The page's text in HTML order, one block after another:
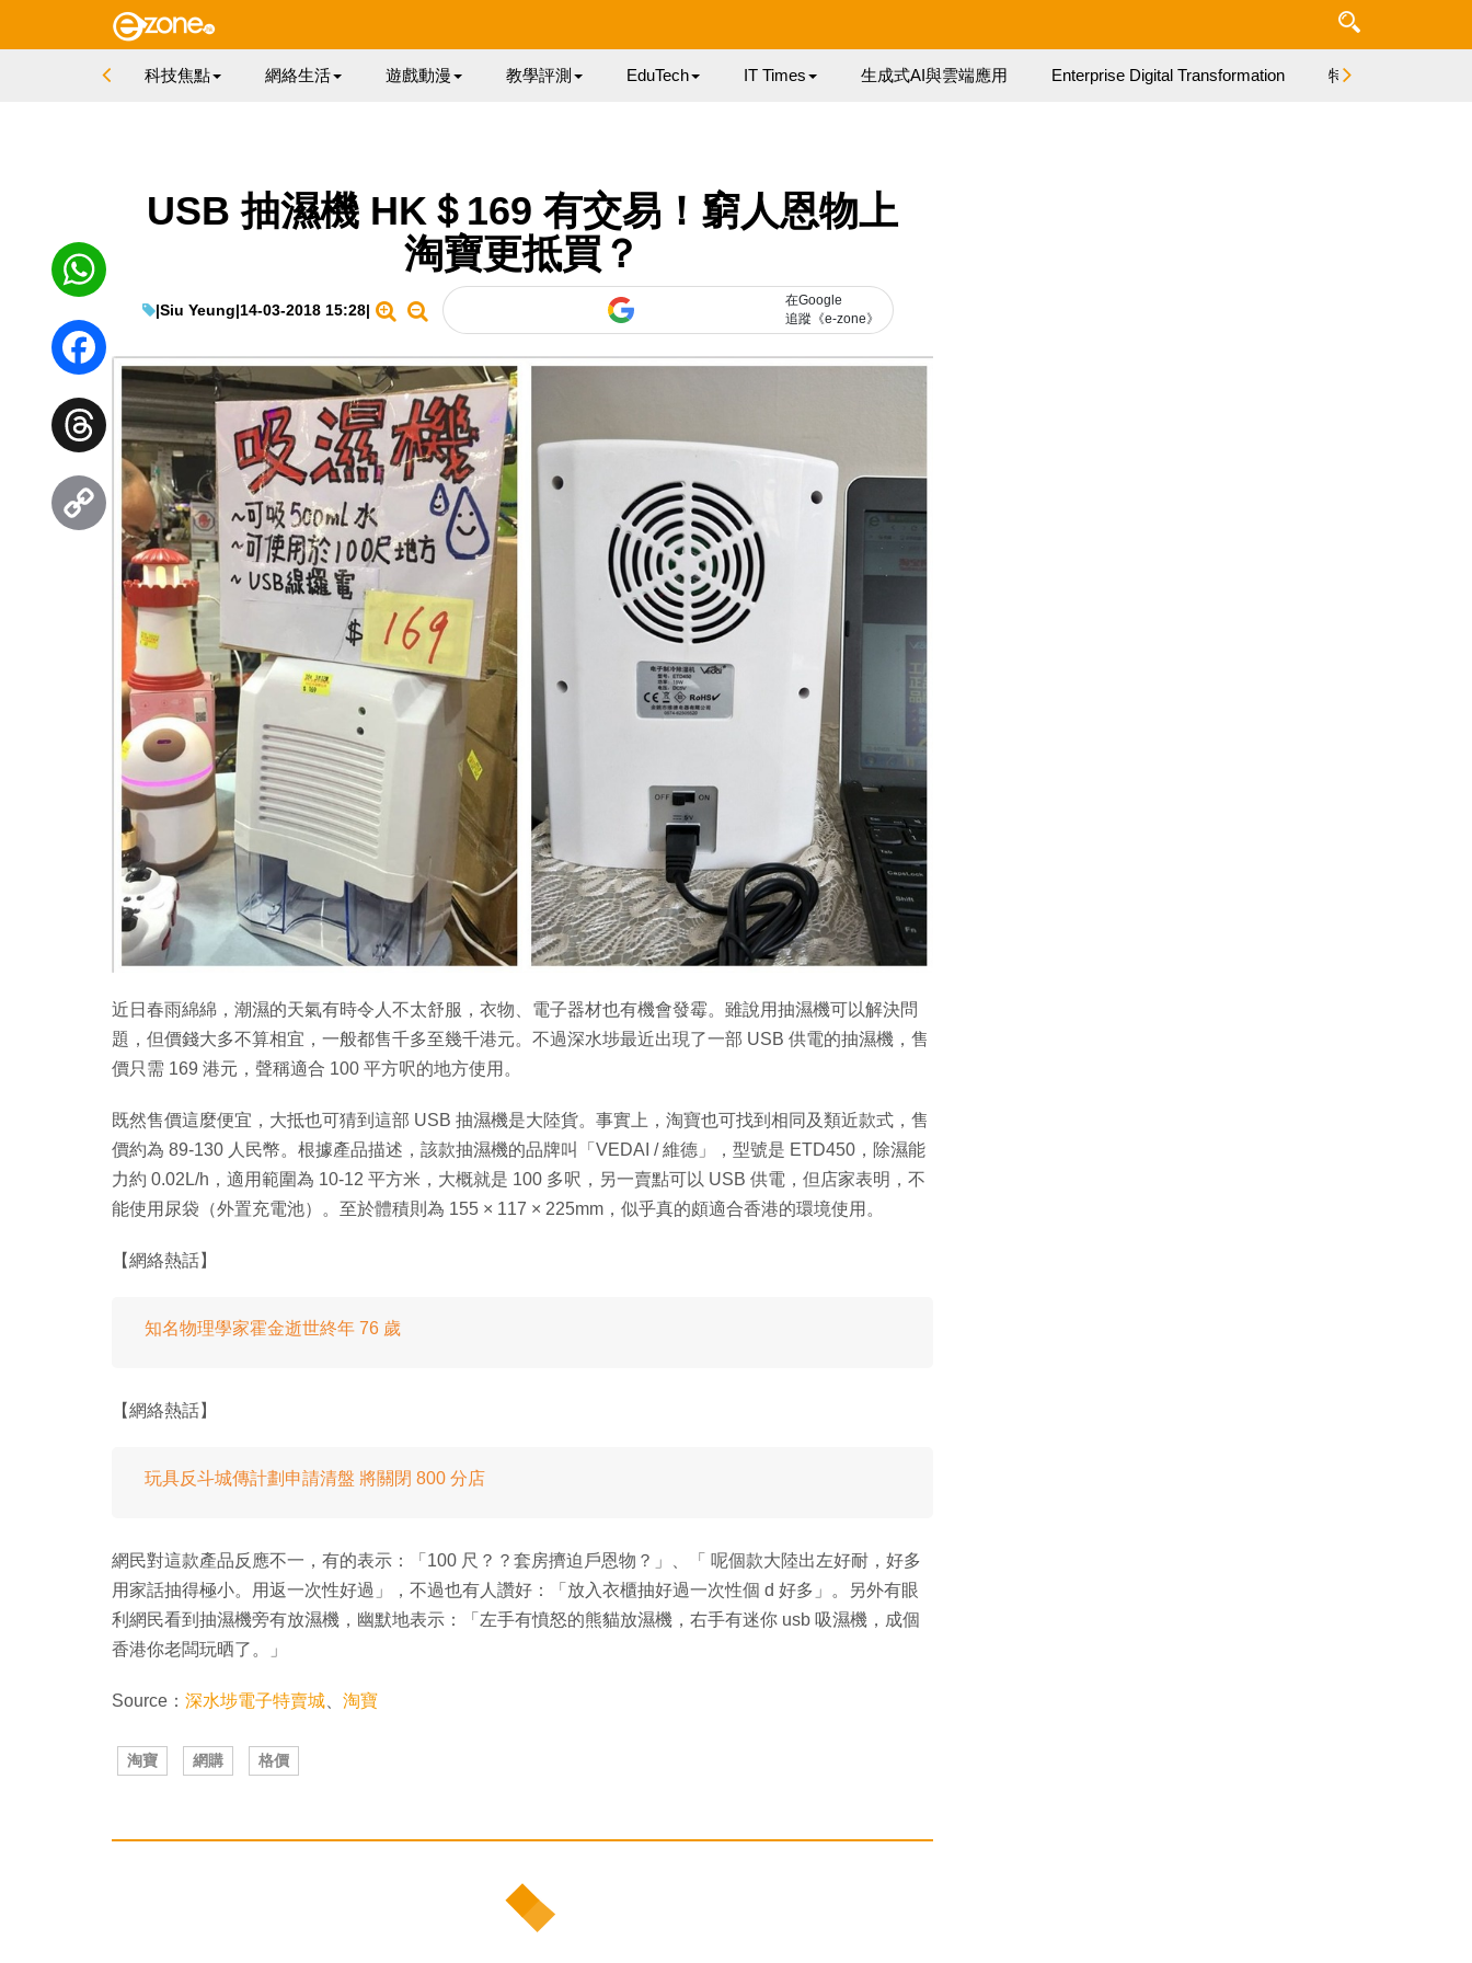
科技焦點 網絡生活 遊戲動漫 教學評測 EduTech IT Times 生成式AI與雲端應用 Enterprise Digital Transformation 特集
USB 抽濕機 HK＄169 有交易！窮人恩物上
淘寶更抵買？
|Siu Yeung|14-03-2018 15:28|
在Google
追蹤《e-zone》
近日春雨綿綿，潮濕的天氣有時令人不太舒服，衣物、電子器材也有機會發霉。雖說用抽濕機可以解決問
題，但價錢大多不算相宜，一般都售千多至幾千港元。不過深水埗最近出現了一部 USB 供電的抽濕機，售
價只需 169 港元，聲稱適合 100 平方呎的地方使用。
既然售價這麼便宜，大抵也可猜到這部 USB 抽濕機是大陸貨。事實上，淘寶也可找到相同及類近款式，售
價約為 89-130 人民幣。根據產品描述，該款抽濕機的品牌叫「VEDAI / 維德」，型號是 ETD450，除濕能
力約 0.02L/h，適用範圍為 10-12 平方米，大概就是 100 多呎，另一賣點可以 USB 供電，但店家表明，不
能使用尿袋（外置充電池）。至於體積則為 155 × 117 × 225mm，似乎真的頗適合香港的環境使用。
【網絡熱話】
知名物理學家霍金逝世終年 76 歲
【網絡熱話】
玩具反斗城傳計劃申請清盤 將關閉 800 分店
網民對這款產品反應不一，有的表示：「100 尺？？套房擠迫戶恩物？」、「 呢個款大陸出左好耐，好多
用家話抽得極小。用返一次性好過」，不過也有人讚好：「放入衣櫃抽好過一次性個 d 好多」。另外有眼
利網民看到抽濕機旁有放濕機，幽默地表示：「左手有憤怒的熊貓放濕機，右手有迷你 usb 吸濕機，成個
香港你老闆玩晒了。」
Source： 深水埗電子特賣城 淘寶
淘寶 網購 格價
WhatsApp
Facebook
Threads
Copy